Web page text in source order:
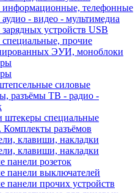
информационные, телефонные
аудио - видео - мультимедиа
зарядных устройств USB
специальные, прочие
ЭУИ, моноблоки
силовые
разъёмы ТВ - радио -
штекеры специальные
разъёмов
клавиши, накладки
клавиши, накладки
панели розеток
панели выключателей
панели прочих устройств